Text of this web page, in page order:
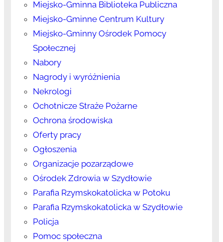
Miejsko-Gminna Biblioteka Publiczna
Miejsko-Gminne Centrum Kultury
Miejsko-Gminny Ośrodek Pomocy
Społecznej
Nabory
Nagrody i wyróżnienia
Nekrologi
Ochotnicze Straże Pożarne
Ochrona środowiska
Oferty pracy
Ogłoszenia
Organizacje pozarządowe
Ośrodek Zdrowia w Szydłowie
Parafia Rzymskokatolicka w Potoku
Parafia Rzymskokatolicka w Szydłowie
Policja
Pomoc społeczna